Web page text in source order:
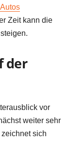
Zeit kann die
der
vor
weiter sehr
sich